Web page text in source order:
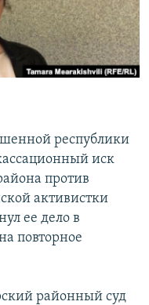
республики
иск
против
активистки
ее дело в
повторное
районный суд